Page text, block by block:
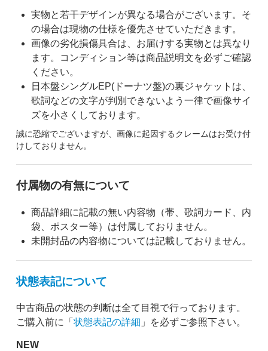
実物と若干デザインが異なる場合がございます。そ
の場合は現物の仕様を優先させていただきます。
画像の劣化損傷具合は、お届けする実物とは異なり
ます。コンディション等は商品説明文を必ずご確認
ください。
日本盤シングルEP(ドーナツ盤)の裏ジャケットは、
歌詞などの文字が判別できないよう一律で画像サイ
ズを小さくしております。
誠に恐縮でございますが、画像に起因するクレームはお受け付
けしておりません。
付属物の有無について
商品詳細に記載の無い内容物（帯、歌詞カード、内
袋、ポスター等）は付属しておりません。
未開封品の内容物については記載しておりません。
状態表記について
中古商品の状態の判断は全て目視で行っております。
ご購入前に「 状態表記の詳細 」を必ずご参照下さい。
NEW